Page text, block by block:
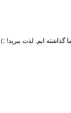
گذاشته ایم. لذت ببرید! :)